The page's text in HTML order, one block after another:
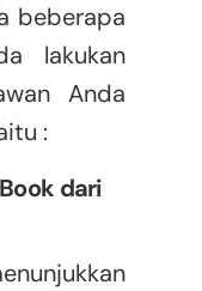
beberapa
lakukan
Anda
:
dari